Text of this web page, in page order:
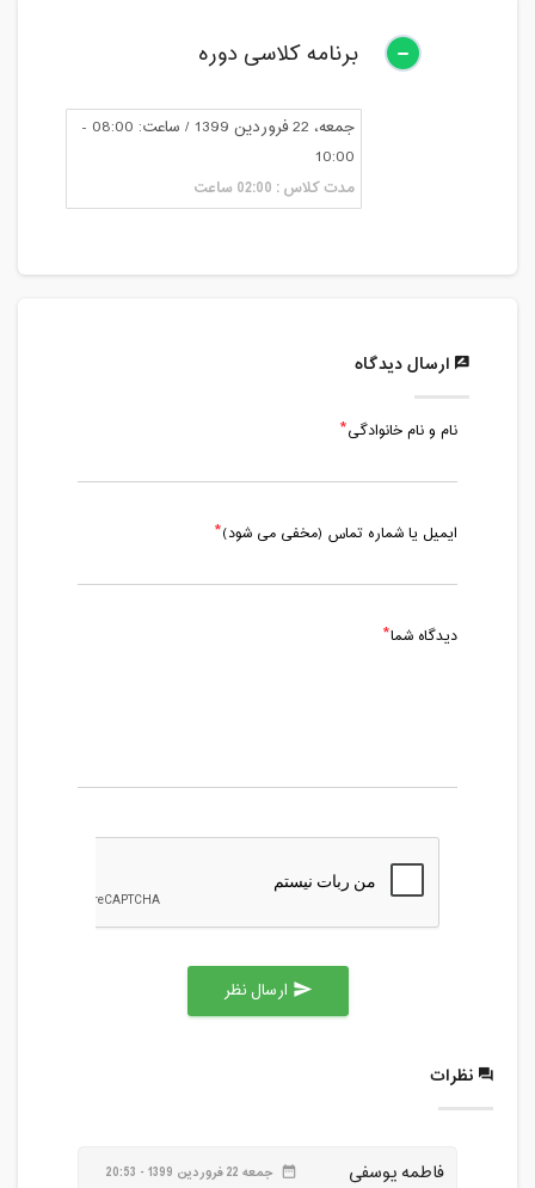
برنامه کلاسی دوره
جمعه، 22 فروردین 1399 / ساعت: 08:00 -
10:00
مدت کلاس : 02:00 ساعت
ارسال دیدگاه
نام و نام خانوادگی
ایمیل یا شماره تماس (مخفی می شود)
دیدگاه شما
send
نظرات
فاطمه یوسفی date_range جمعه 22 فروردین 1399 - 20:53